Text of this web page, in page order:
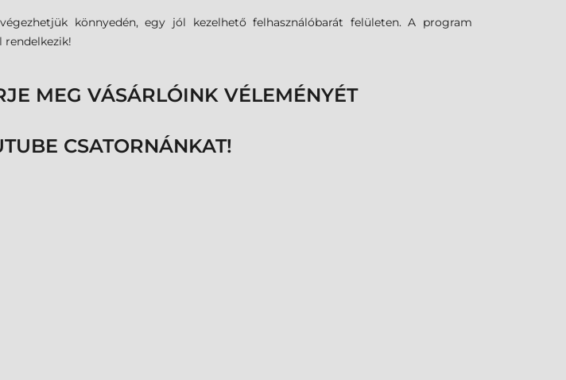
könnyedén, egy jól kezelhető felhasználóbarát felületen. A program
rendelkezik!
MEG VÁSÁRLÓINK VÉLEMÉNYÉT
CSATORNÁNKAT!